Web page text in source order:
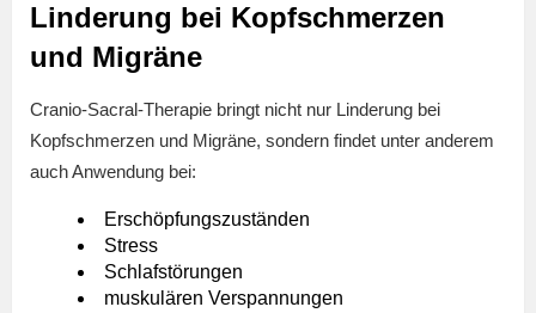
Linderung bei Kopfschmerzen
und Migräne
Cranio-Sacral-Therapie bringt nicht nur Linderung bei
Kopfschmerzen und Migräne, sondern findet unter anderem
auch Anwendung bei:
Erschöpfungszuständen
Stress
Schlafstörungen
muskulären Verspannungen